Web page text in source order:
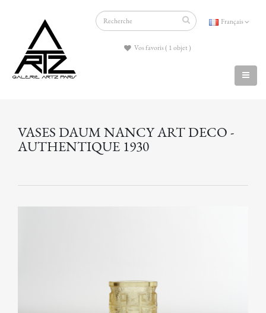
Français
Vos favoris ( 1 objet )
VASES DAUM NANCY ART DECO -
AUTHENTIQUE 1930